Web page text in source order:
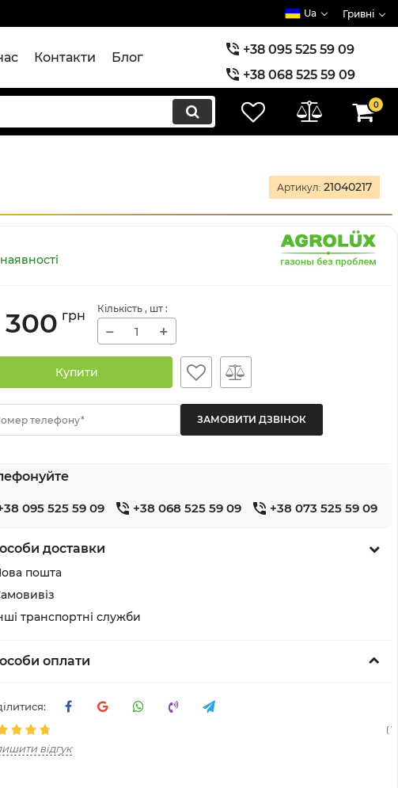
Ua Гривні
Контакти Блог
+38 095 525 59 09
+38 068 525 59 09
+38 073 525 59 09
0
Артикул: 21040217
300 грн Кількість , шт :
− +
Купити
телефону*
095 525 59 09 +38 068 525 59 09 +38 073 525 59 09
доставки
пошта
транспортні служби
оплати
(
відгук